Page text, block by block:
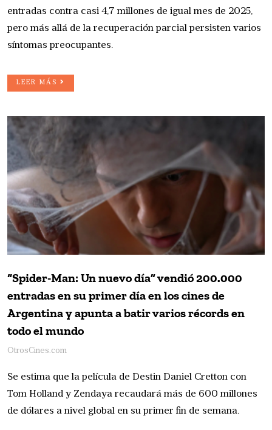
entradas contra casi 4,7 millones de igual mes de 2025,
pero más allá de la recuperación parcial persisten varios
síntomas preocupantes.
LEER MÁS
“Spider-Man: Un nuevo día” vendió 200.000
entradas en su primer día en los cines de
Argentina y apunta a batir varios récords en
todo el mundo
OtrosCines.com
Se estima que la película de Destin Daniel Cretton con
Tom Holland y Zendaya recaudará más de 600 millones
de dólares a nivel global en su primer fin de semana.